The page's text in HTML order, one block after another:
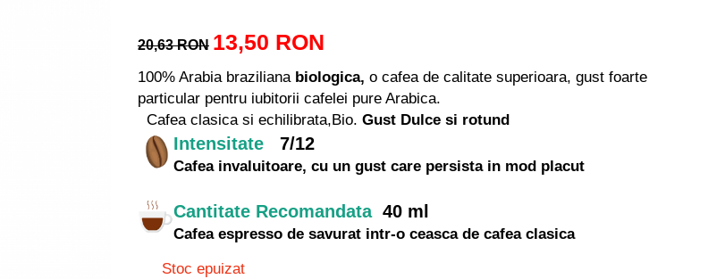
20,63 RON 13,50 RON
100% Arabia braziliana biologica, o cafea de calitate superioara, gust foarte
particular pentru iubitorii cafelei pure Arabica.
Cafea clasica si echilibrata,Bio. Gust Dulce si rotund
Intensitate 7/12
Cafea invaluitoare, cu un gust care persista in mod placut
Cantitate Recomandata 40 ml
Cafea espresso de savurat intr-o ceasca de cafea clasica
Stoc epuizat